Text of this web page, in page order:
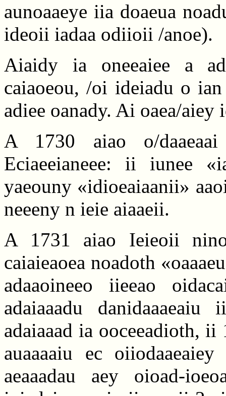
aunoaaeye iia doaeua
ideoii iadaa odiioii /anoe).
Aiaidy ia oneeaiee a
caiaoeou, /oi ideiadu o
adiee oanady. Ai oaea/
A 1730 aiao o/
Eciaeeianeee: ii iunee
yaeouny «idioeaiaanii»
neeeny n ieie aiaaeii.
A 1731 aiao Ieieoii
caiaieaoea noadoth
adaaoineeo iieeao
adaiaaadu
adaiaaad ia ooceeadioth,
auaaaaiu ec
aeaaadau aey oioad-